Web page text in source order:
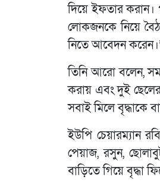
দিয়ে ইফতার করান।
লোকজনকে নিয়ে
নিতে আবেদন
তিনি আরো বলেন,
করায় এবং দুই
সবাই মিলে বৃদ্ধাকে
ইউপি চেয়ারম্যান
পেয়াজ, রসুন,
বাড়িতে গিয়ে বৃদ্ধা